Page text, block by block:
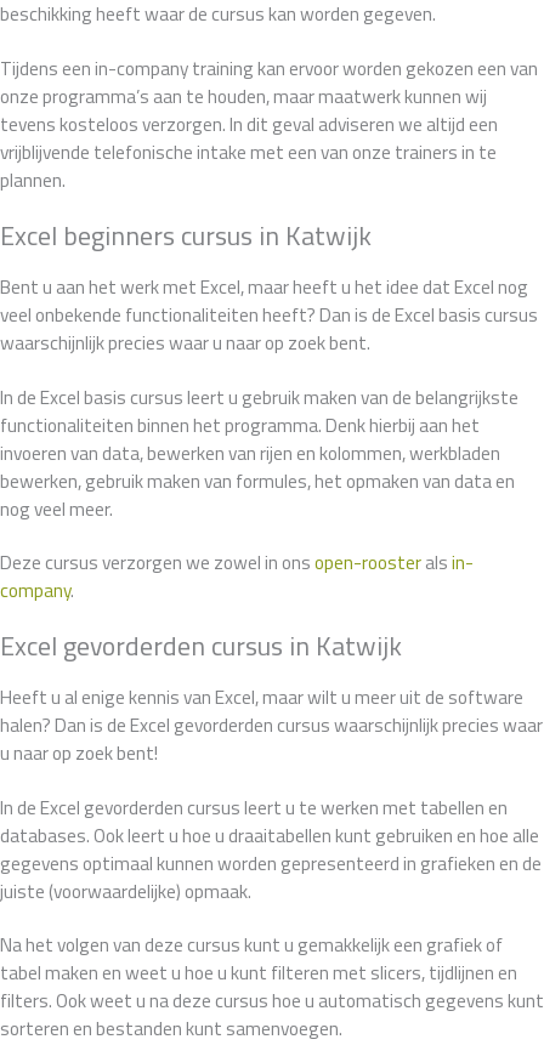
beschikking heeft waar de cursus kan worden gegeven.
Tijdens een in-company training kan ervoor worden gekozen een van
onze programma’s aan te houden, maar maatwerk kunnen wij
tevens kosteloos verzorgen. In dit geval adviseren we altijd een
vrijblijvende telefonische intake met een van onze trainers in te
plannen.
Excel beginners cursus in Katwijk
Bent u aan het werk met Excel, maar heeft u het idee dat Excel nog
veel onbekende functionaliteiten heeft? Dan is de Excel basis cursus
waarschijnlijk precies waar u naar op zoek bent.
In de Excel basis cursus leert u gebruik maken van de belangrijkste
functionaliteiten binnen het programma. Denk hierbij aan het
invoeren van data, bewerken van rijen en kolommen, werkbladen
bewerken, gebruik maken van formules, het opmaken van data en
nog veel meer.
Deze cursus verzorgen we zowel in onsopen-roosteralsin-
company.
Excel gevorderden cursus in Katwijk
Heeft u al enige kennis van Excel, maar wilt u meer uit de software
halen? Dan is de Excel gevorderden cursus waarschijnlijk precies waar
u naar op zoek bent!
In de Excel gevorderden cursus leert u te werken met tabellen en
databases. Ook leert u hoe u draaitabellen kunt gebruiken en hoe alle
gegevens optimaal kunnen worden gepresenteerd in grafieken en de
juiste (voorwaardelijke) opmaak.
Na het volgen van deze cursus kunt u gemakkelijk een grafiek of
tabel maken en weet u hoe u kunt filteren met slicers, tijdlijnen en
filters. Ook weet u na deze cursus hoe u automatisch gegevens kunt
sorteren en bestanden kunt samenvoegen.